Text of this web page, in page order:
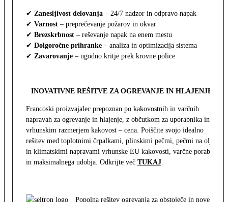
✔ Zanesljivost delovanja – 24/7 nadzor in odpravo napak
✔ Varnost – preprečevanje požarov in okvar
✔ Brezskrbnost – reševanje napak na enem mestu
✔ Dolgoročne prihranke – analiza in optimizacija sistema
✔ Zavarovanje – ugodno kritje prek krovne police
INOVATIVNE REŠITVE ZA OGREVANJE IN HLAJENJE
Francoski proizvajalec prepoznan po kakovostnih in varčnih
napravah za ogrevanje in hlajenje, z občutkom za uporabnika in z
vrhunskim razmerjem kakovost – cena. Poiščite svojo idealno
rešitev med toplotnimi črpalkami, plinskimi pečmi, pečmi na olje
in klimatskimi napravami vrhunske EU kakovosti, varčne porabe
in maksimalnega udobja. Odkrijte več TUKAJ
Popolna rešitev ogrevanja za obstoječe in nove